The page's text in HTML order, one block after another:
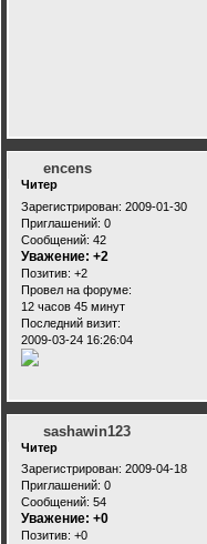
encens
Читер
Зарегистрирован: 2009-01-30
Приглашений: 0
Сообщений: 42
Уважение: +2
Позитив: +2
Провел на форуме:
12 часов 45 минут
Последний визит:
2009-03-24 16:26:04
sashawin123
Читер
Зарегистрирован: 2009-04-18
Приглашений: 0
Сообщений: 54
Уважение: +0
Позитив: +0